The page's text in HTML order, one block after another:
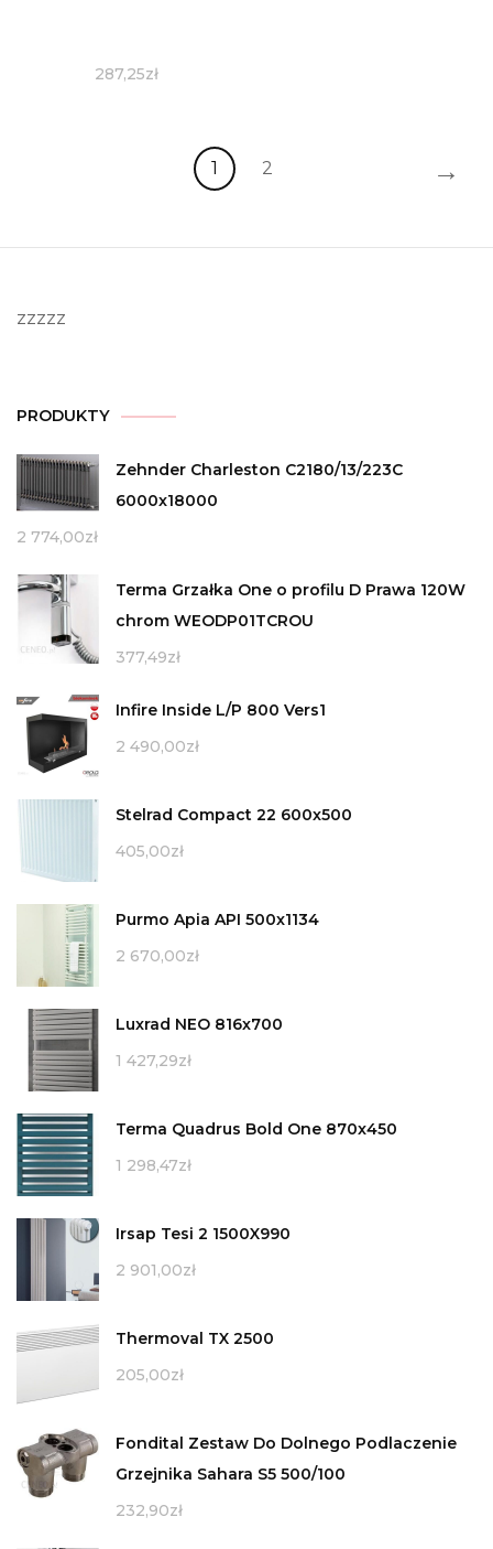
287,25zł
1 2 →
zzzzz
PRODUKTY
Zehnder Charleston C2180/13/223C
6000x18000
2 774,00zł
Terma Grzałka One o profilu D Prawa 120W
chrom WEODP01TCROU
377,49zł
Infire Inside L/P 800 Vers1
2 490,00zł
Stelrad Compact 22 600x500
405,00zł
Purmo Apia API 500x1134
2 670,00zł
Luxrad NEO 816x700
1 427,29zł
Terma Quadrus Bold One 870x450
1 298,47zł
Irsap Tesi 2 1500X990
2 901,00zł
Thermoval TX 2500
205,00zł
Fondital Zestaw Do Dolnego Podlaczenie
Grzejnika Sahara S5 500/100
232,90zł